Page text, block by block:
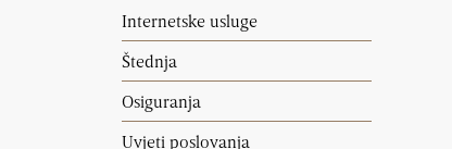
Internetske usluge
Štednja
Osiguranja
Uvjeti poslovanja